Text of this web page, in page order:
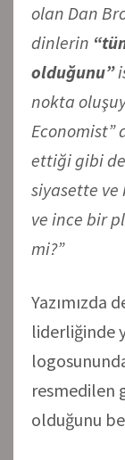
olan Dan
dinlerin
olduğunu”
nokta
Economist”
ettiği gibi
siyasette
ve ince bir
mi?”
Yazımızda
liderliğinde
resmedilen
olduğunu